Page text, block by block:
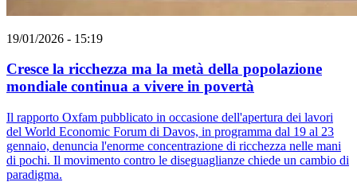
19/01/2026 - 15:19
Cresce la ricchezza ma la metà della popolazione
mondiale continua a vivere in povertà
Il rapporto Oxfam pubblicato in occasione dell'apertura dei lavori
del World Economic Forum di Davos, in programma dal 19 al 23
gennaio, denuncia l'enorme concentrazione di ricchezza nelle mani
di pochi. Il movimento contro le diseguaglianze chiede un cambio di
paradigma.